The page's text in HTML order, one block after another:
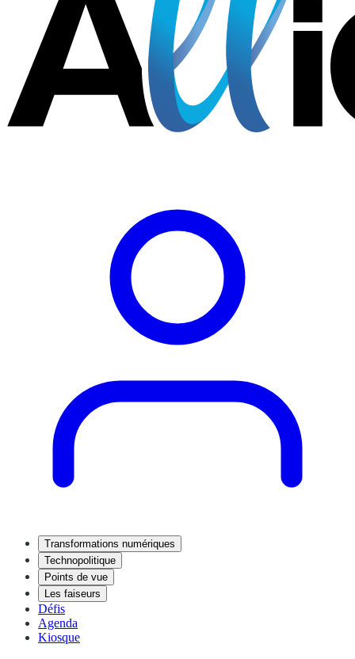
Transformations numériques
Technopolitique
Points de vue
Les faiseurs
Défis
Agenda
Kiosque